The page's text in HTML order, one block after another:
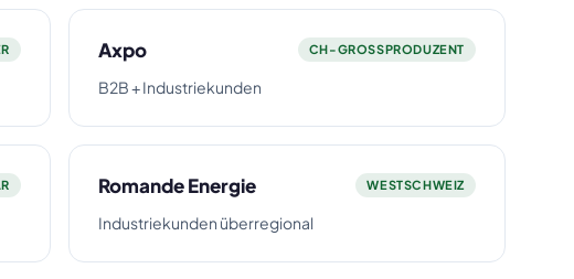
Axpo CH-GROSSPRODUZENT
B2B + Industriekunden
Romande Energie WESTSCHWEIZ
Industriekunden überregional